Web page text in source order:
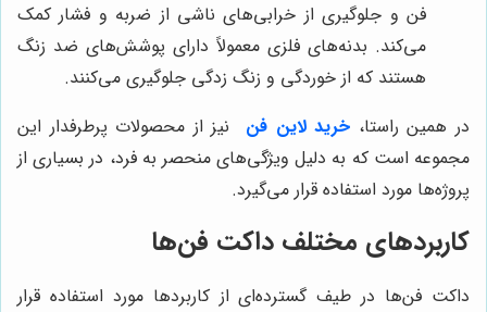
فن و جلوگیری از خرابی‌های ناشی از ضربه و فشار کمک
می‌کند. بدنه‌های فلزی معمولاً دارای پوشش‌های ضد زنگ
هستند که از خوردگی و زنگ زدگی جلوگیری می‌کنند.
در همین راستا، خرید لاین فن
نیز از محصولات پرطرفدار این
مجموعه است که به دلیل ویژگی‌های منحصر به فرد، در بسیاری از
پروژه‌ها مورد استفاده قرار می‌گیرد.
کاربردهای مختلف داکت فن‌ها
داکت فن‌ها در طیف گسترده‌ای از کاربردها مورد استفاده قرار